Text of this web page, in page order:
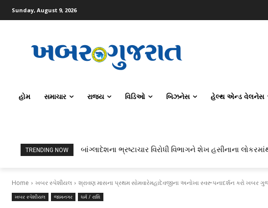
Sunday, August 9, 2026
હોમ સમાચાર રાજ્ય વિડિઓ બિઝનેસ હેલ્થ એન્ડ વેલનેસ
TRENDING NOW ટોપર્સ કોમ્પ્યુટર સાયન્સ અને AI કરતાં સિવિલ
બાંગ્લાદેશના ભ્રષ્ટાચાર વિરોધી વિભાગને શેખ હસીનાના
Home ખબર સ્પેશીયલ શ્રાવણ માસના પ્રથમ સોમવારેમહાદેવજીના અનોખા સ્વરૂપનાદર્શન કરો ખબર
ખબર સ્પેશીયલ જામનગર ધર્મ / રાશિ